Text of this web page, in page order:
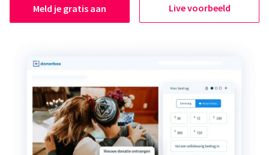
Meld je gratis aan Live voorbeeld